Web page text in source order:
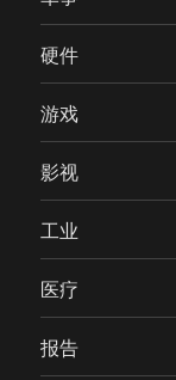
硬件
游戏
影视
工业
医疗
报告